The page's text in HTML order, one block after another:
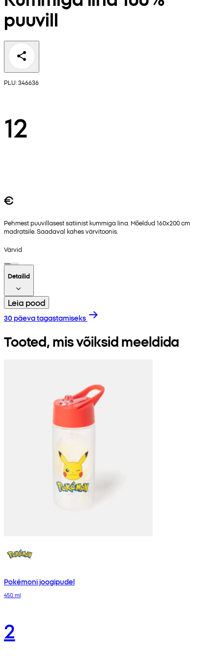
puuvill
PLU: 346636
12
€
Pehmest puuvillasest satiinist kummiga lina. Mõeldud 160x200 cm
madratsile. Saadaval kahes värvitoonis.
Värvid
Detailid
Leia pood
30 päeva tagastamiseks
Tooted, mis võiksid meeldida
Pokémoni joogipudel
450 ml
2